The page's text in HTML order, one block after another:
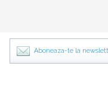
Aboneaza-te la